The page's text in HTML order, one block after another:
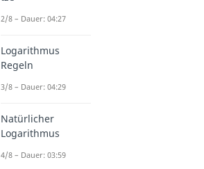
2/8 – Dauer: 04:27
Logarithmus
Regeln
3/8 – Dauer: 04:29
Natürlicher
Logarithmus
4/8 – Dauer: 03:59